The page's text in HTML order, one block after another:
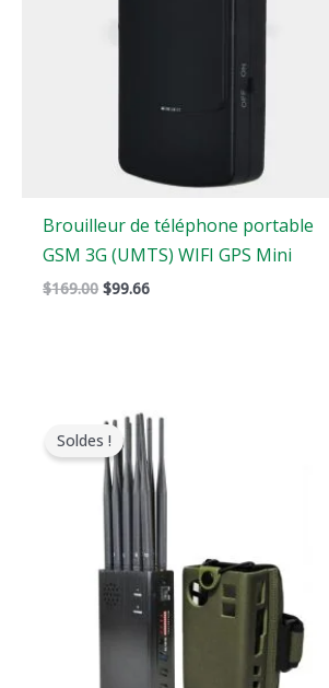
Brouilleur de téléphone portable
GSM 3G (UMTS) WIFI GPS Mini
$169.00 $99.66
Soldes !